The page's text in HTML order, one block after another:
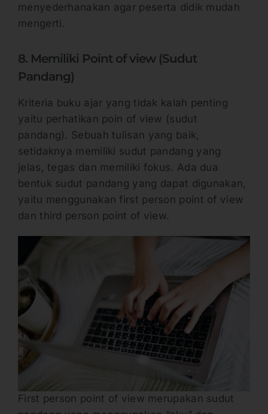
menyederhanakan agar peserta didik mudah
mengerti.
8. Memiliki Point of view (Sudut
Pandang)
Kriteria buku ajar yang tidak kalah penting
yaitu perhatikan poin of view (sudut
pandang). Sebuah tulisan yang baik,
setidaknya memiliki sudut pandang yang
jelas, tegas dan memiliki fokus. Ada dua
bentuk sudut pandang yang dapat digunakan,
yaitu menggunakan first person point of view
dan third person point of view.
First person point of view merupakan sudut